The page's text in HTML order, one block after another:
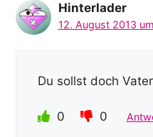
Hinterlader
12. August 2013
Du sollst doch
0 0